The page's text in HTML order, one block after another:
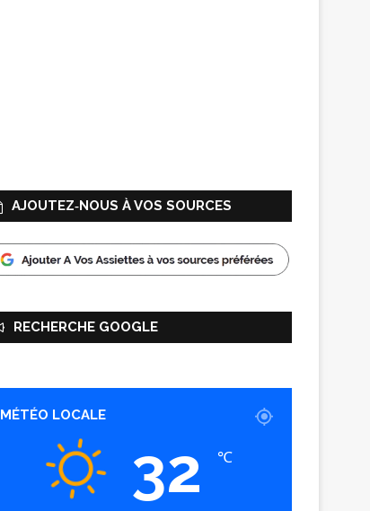
AJOUTEZ‑NOUS À VOS SOURCES
RECHERCHE GOOGLE
MÉTÉO LOCALE
32 ℃